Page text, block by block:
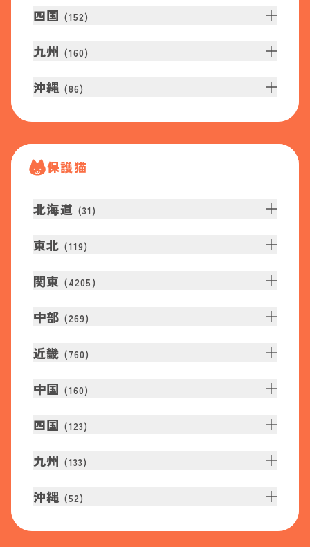
四国 (152)
九州 (160)
沖縄 (86)
保護猫
北海道 (31 )
東北 (119)
関東 (4205 )
中部 (269)
近畿 (760)
中国 (160)
四国 (123)
九州 (133)
沖縄 (52)